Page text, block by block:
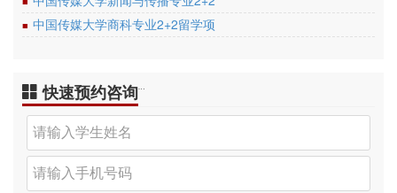
■ 中国传媒大学商科专业2+2留学项
快速预约咨询